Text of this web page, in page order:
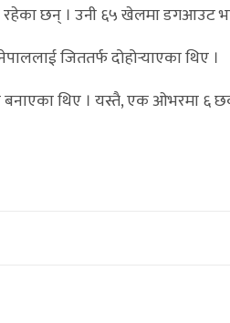
रहेका छन् । उनी ६५ खेलमा डगआउट
जिततर्फ दोहोर्‍याएका थिए ।
बनाएका थिए । यस्तै, एक ओभरमा ६